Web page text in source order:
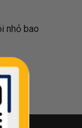
nhỏ bao